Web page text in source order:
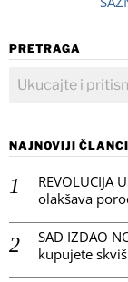
PRETRAGA
NAJNOVIJI ČLANCI
REVOLUCIJA
olakšava
SAD IZDAO
kupujete